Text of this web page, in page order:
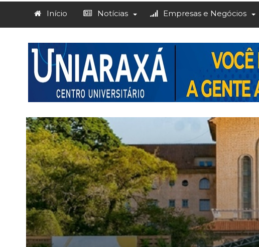
Início Notícias Empresas e Negócios